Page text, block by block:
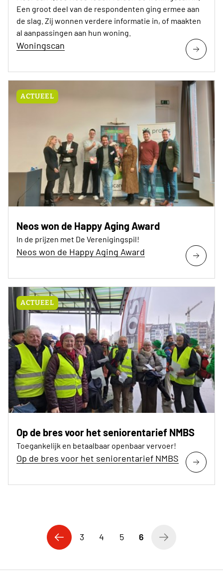
Een groot deel van de respondenten ging ermee aan
de slag. Zij wonnen verdere informatie in, of maakten
al aanpassingen aan hun woning.
Woningscan
ACTUEEL
Neos won de Happy Aging Award
In de prijzen met De Verenigingspil!
Neos won de Happy Aging Award
ACTUEEL
Op de bres voor het seniorentarief NMBS
Toegankelijk en betaalbaar openbaar vervoer!
Op de bres voor het seniorentarief NMBS
3 4 5 6